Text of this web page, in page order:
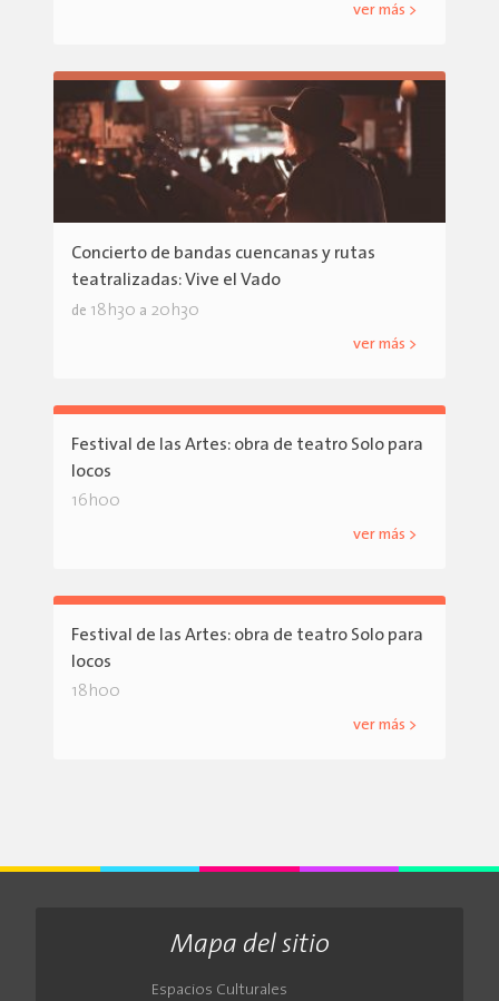
ver más >
Concierto de bandas cuencanas y rutas
teatralizadas: Vive el Vado
de 18h30 a 20h30
ver más >
Festival de las Artes: obra de teatro Solo para
locos
16h00
ver más >
Festival de las Artes: obra de teatro Solo para
locos
18h00
ver más >
Mapa del sitio
Espacios Culturales